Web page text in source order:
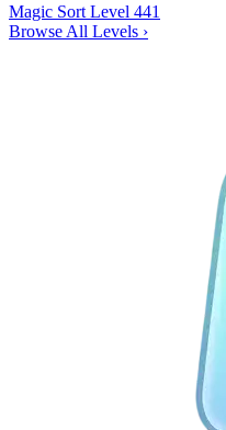
Magic Sort Level 441
Browse All Levels ›